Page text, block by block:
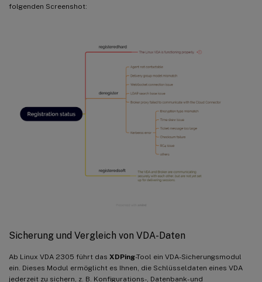
folgenden Screenshot:
Sicherung und Vergleich von VDA-Daten
Ab Linux VDA 2305 führt das XDPing-Tool ein VDA-Sicherungsmodul
ein. Dieses Modul ermöglicht es Ihnen, die Schlüsseldaten eines VDA
jederzeit zu sichern, z. B. Konfigurations-, Datenbank- und